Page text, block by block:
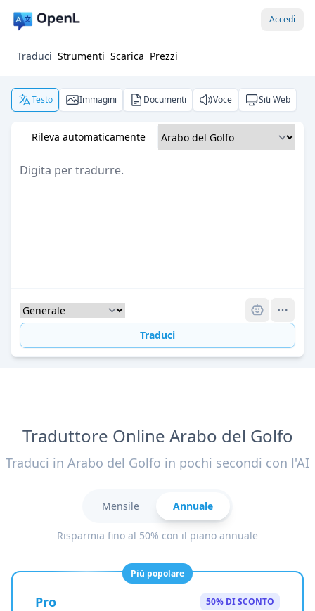
Accedi
Traduci Strumenti Scarica Prezzi
Testo Immagini Documenti Voce Siti Web
Rileva automaticamente
Traduci
Traduttore Online Arabo del Golfo
Traduci in Arabo del Golfo in pochi secondi con l'AI
Mensile Annuale
Risparmia fino al 50% con il piano annuale
Più popolare
Pro 50% DI SCONTO